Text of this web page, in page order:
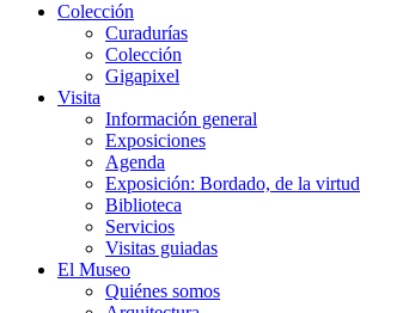
Colección
Curadurías
Colección
Gigapixel
Visita
Información general
Exposiciones
Agenda
Exposición: Bordado, de la virtud
Biblioteca
Servicios
Visitas guiadas
El Museo
Quiénes somos